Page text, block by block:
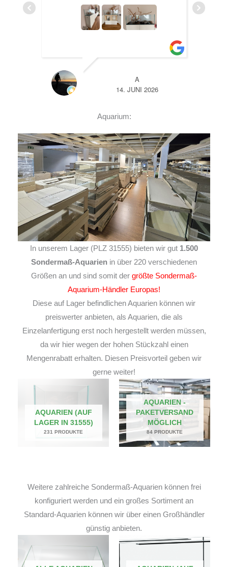
A
14. JUNI 2026
Aquarium:
In unserem Lager (PLZ 31555) bieten wir gut 1.500
Sondermaß-Aquarien in über 220 verschiedenen
Größen an und sind somit der größte Sondermaß-
Aquarium-Händler Europas!
Diese auf Lager befindlichen Aquarien können wir
preiswerter anbieten, als Aquarien, die als
Einzelanfertigung erst noch hergestellt werden müssen,
da wir hier wegen der hohen Stückzahl einen
Mengenrabatt erhalten. Diesen Preisvorteil geben wir
gerne weiter!
AQUARIEN (AUF
LAGER IN 31555)
231 PRODUKTE
AQUARIEN -
PAKETVERSAND
MÖGLICH
84 PRODUKTE
Weitere zahlreiche Sondermaß-Aquarien können frei
konfiguriert werden und ein großes Sortiment an
Standard-Aquarien können wir über einen Großhändler
günstig anbieten.